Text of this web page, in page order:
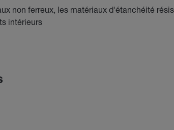
non ferreux, les matériaux d'étanchéité
intérieurs